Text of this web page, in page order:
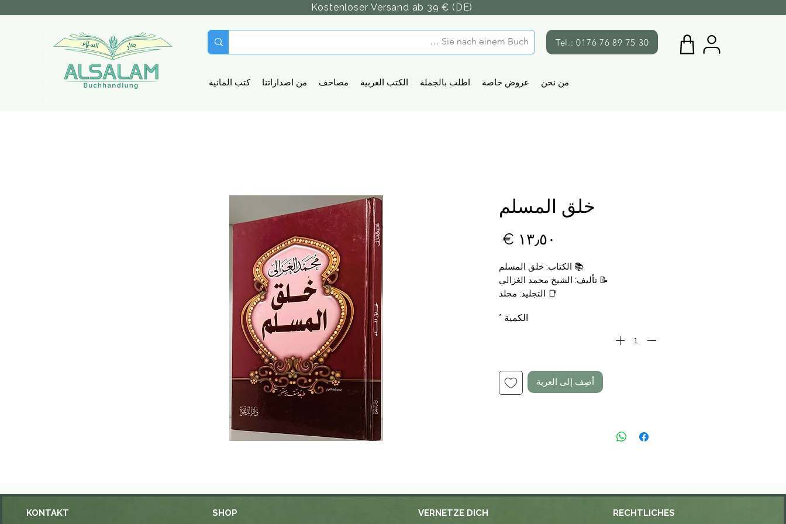
Kostenloser Versand ab 39 € (DE)
Tel.: 0176 76 89 75 30
كتب المانية من اصداراتنا مصاحف الكتب العربية اطلب بالجملة عروض خاصة من نحن
خلق المسلم
📚 الكتاب: خلق المسلم
📝 تأليف: الشيخ محمد الغزالي
📑 التجليد: مجلد
الكمية *
أضِف إلى العربة
KONTAKT SHOP VERNETZE DICH RECHTLICHES